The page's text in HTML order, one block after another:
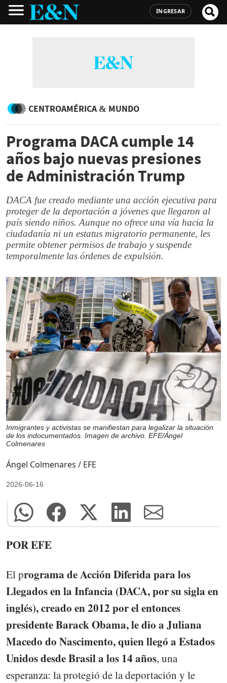
INGRESAR
CENTROAMÉRICA & MUNDO
Programa DACA cumple 14
años bajo nuevas presiones
de Administración Trump
DACA fue creado mediante una acción ejecutiva para
proteger de la deportación a jóvenes que llegaron al
país siendo niños. Aunque no ofrece una vía hacia la
ciudadanía ni un estatus migratorio permanente, les
permite obtener permisos de trabajo y suspende
temporalmente las órdenes de expulsión.
Inmigrantes y activistas se manifiestan para legalizar la situación
de los indocumentados. Imagen de archivo. EFE/Ángel
Colmenares
Ángel Colmenares / EFE
2026-06-16
POR EFE
El programa de Acción Diferida para los
Llegados en la Infancia (DACA, por su sigla en
inglés), creado en 2012 por el entonces
presidente Barack Obama, le dio a Juliana
Macedo do Nascimento, quien llegó a Estados
Unidos desde Brasil a los 14 años, una
esperanza: la protegió de la deportación y le